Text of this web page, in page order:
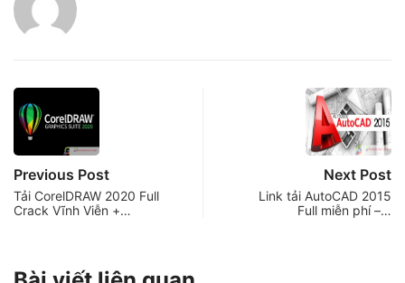
Previous Post
Tải CorelDRAW 2020 Full
Crack Vĩnh Viễn +…
Next Post
Link tải AutoCAD 2015
Full miễn phí –…